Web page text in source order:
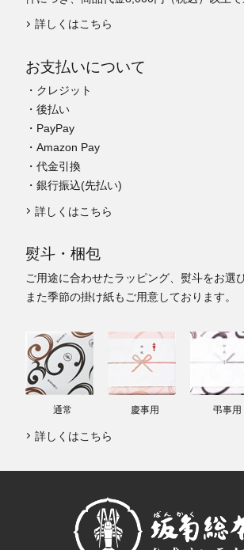
詳しくはこちら
お支払いについて
・クレジット
・後払い
・PayPay
・Amazon Pay
・代金引換
・銀行振込(先払い)
詳しくはこちら
熨斗・梱包
ご用途に合わせたラッピング、熨斗をお選
また季節の掛け紙もご用意しております。
通常 慶事用 弔事用
詳しくはこちら